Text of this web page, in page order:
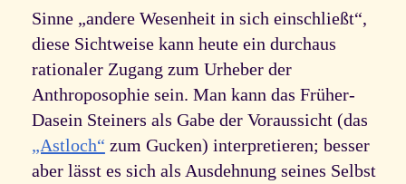
Sinne „andere Wesenheit in sich einschließt“,
diese Sichtweise kann heute ein durchaus
rationaler Zugang zum Urheber der
Anthroposophie sein. Man kann das Früher-
Dasein Steiners als Gabe der Voraussicht (das
„Astloch“ zum Gucken) interpretieren; besser
aber lässt es sich als Ausdehnung seines Selbst